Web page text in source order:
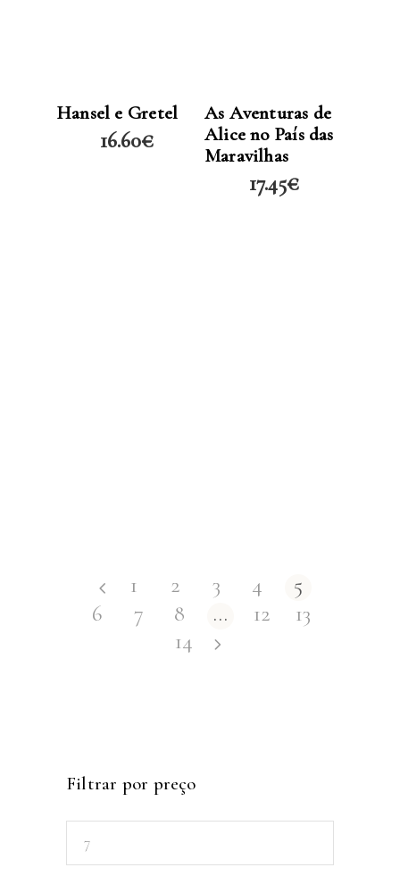
Hansel e Gretel
16.60€
As Aventuras de
Alice no País das
Maravilhas
17.45€
1 2 3 4
5
6
7 8 … 12
13
14
Filtrar por preço